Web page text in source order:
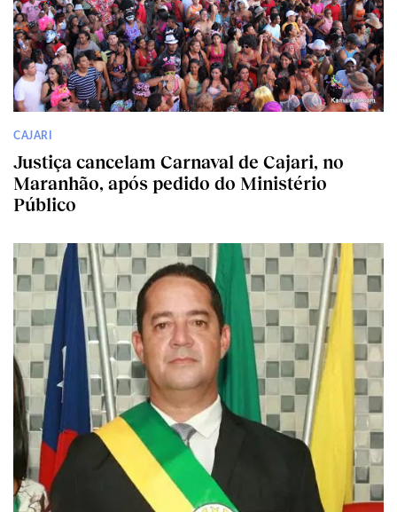
CAJARI
Justiça cancelam Carnaval de Cajari, no
Maranhão, após pedido do Ministério
Público